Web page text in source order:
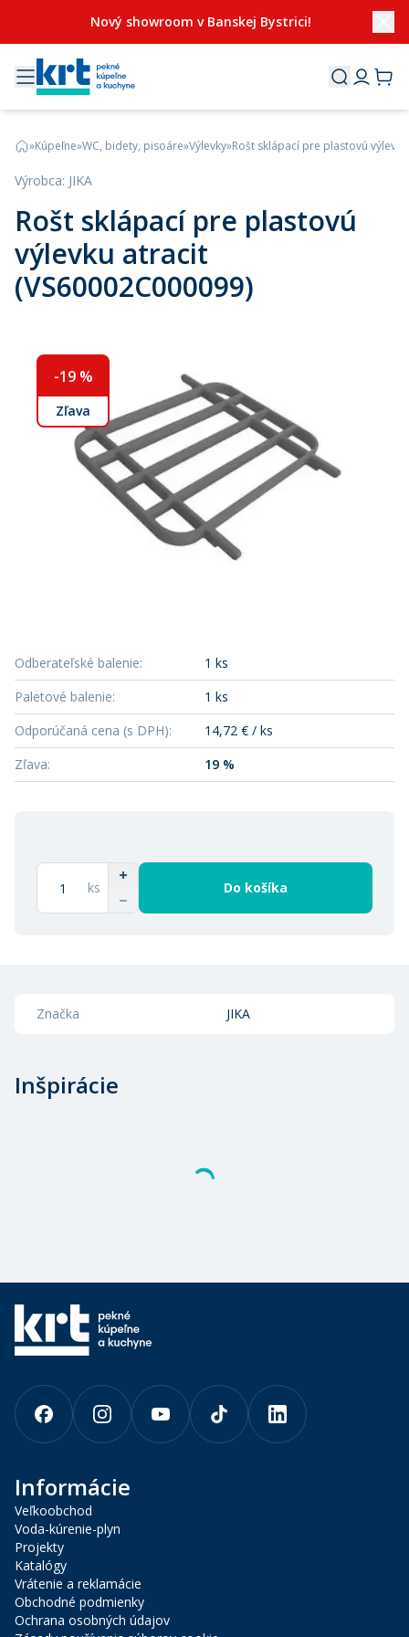
Nový showroom v Banskej Bystrici!
»Kúpeľne»WC, bidety, pisoáre»Výlevky»Rošt sklápací pre plastovú
Výrobca: JIKA
Rošt sklápací pre plastovú
výlevku atracit
(VS60002C000099)
-19%
Zľava
Odberateľské balenie:
1 ks
Paletové balenie:
1 ks
Odporúčaná cena (s DPH):
14,72 € / ks
Zľava: 19 %
ks Do košíka
Značka JIKA
Inšpirácie
Informácie
Veľkoobchod
Voda-kúrenie-plyn
Projekty
Katalógy
Vrátenie a reklamácie
Obchodné podmienky
Ochrana osobných údajov